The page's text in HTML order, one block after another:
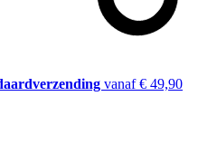
vanaf € 49,90